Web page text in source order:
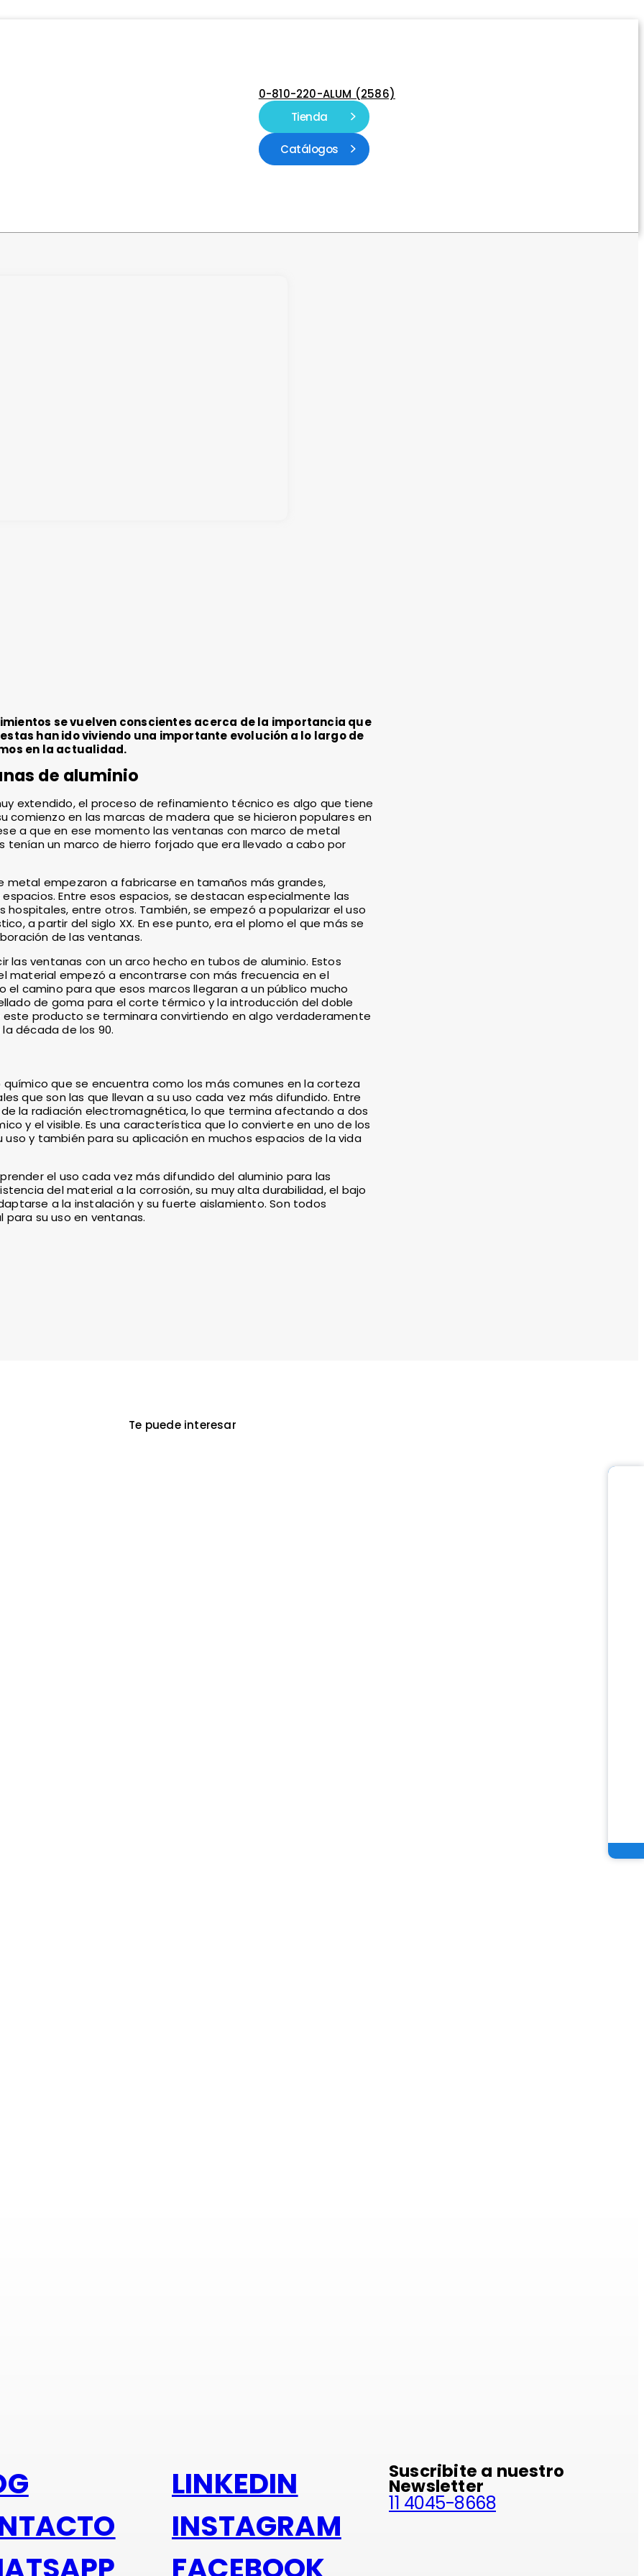
0-810-220-ALUM (2586)
Tienda
Catálogos
se vuelven conscientes acerca de la importancia que
han ido viviendo una importante evolución a lo largo de
en la actualidad.
de aluminio
extendido, el proceso de refinamiento técnico es algo que tiene
comienzo en las marcas de madera que se hicieron populares en
a que en ese momento las ventanas con marco de metal
tenían un marco de hierro forjado que era llevado a cabo por
metal empezaron a fabricarse en tamaños más grandes,
Entre esos espacios, se destacan especialmente las
hospitales, entre otros. También, se empezó a popularizar el uso
a partir del siglo XX. En ese punto, era el plomo el que más se
de las ventanas.
las ventanas con un arco hecho en tubos de aluminio. Estos
material empezó a encontrarse con más frecuencia en el
camino para que esos marcos llegaran a un público mucho
de goma para el corte térmico y la introducción del doble
producto se terminara convirtiendo en algo verdaderamente
década de los 90.
que se encuentra como los más comunes en la corteza
que son las que llevan a su uso cada vez más difundido. Entre
la radiación electromagnética, lo que termina afectando a dos
y el visible. Es una característica que lo convierte en uno de los
y también para su aplicación en muchos espacios de la vida
el uso cada vez más difundido del aluminio para las
del material a la corrosión, su muy alta durabilidad, el bajo
a la instalación y su fuerte aislamiento. Son todos
su uso en ventanas.
Te puede interesar
LINKEDIN
INSTAGRAM
Suscribite a nuestro
Newsletter
11 4045-8668